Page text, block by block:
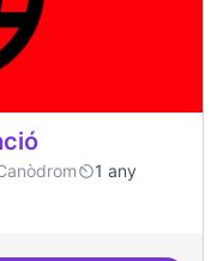
1 any